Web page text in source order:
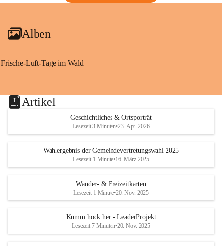
Alben
Frische-Luft-Tage im Wald
Artikel
Geschichtliches & Ortsporträt
Lesezeit 3 Minuten•23. Apr. 2026
Wahlergebnis der Gemeindevertretungswahl 2025
Lesezeit 1 Minute•16. März 2025
Wander- & Freizeitkarten
Lesezeit 1 Minute•20. Nov. 2025
Kumm hock her - LeaderProjekt
Lesezeit 7 Minuten•20. Nov. 2025